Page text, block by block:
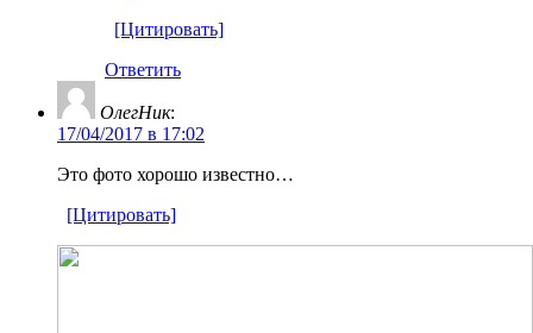
[Цитировать]
Ответить
ОлегНик:
17/04/2017 в 17:02
Это фото хорошо известно…
[Цитировать]